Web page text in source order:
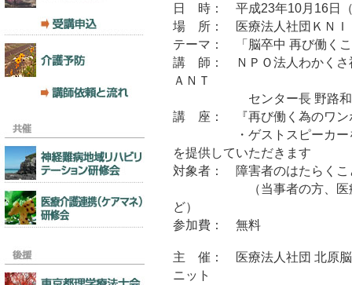
日 時： 平成23年10月16日（
場 所： 医療法人社団ＫＮＩ
テーマ： 「脳卒中 再び働く
講 師： ＮＰＯ法人わかくさ
ＡＮＴ
センター長 野路和
講 座： 『再び働く為のワン
・ゲストスピーカーをお
を提供していただきます
対象者： 障害者のはたらくこ
（当事者の方、医療機関
ど）
参加費： 無料
主 催： 医療法人社団 北原脳
ニット